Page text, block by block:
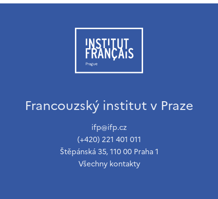
Francouzský institut v Praze
ifp@ifp.cz
(+420) 221 401 011
Štěpánská 35, 110 00 Praha 1
Všechny kontakty